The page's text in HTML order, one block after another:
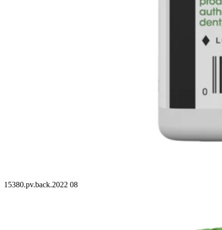
15380.pv.back.2022 08